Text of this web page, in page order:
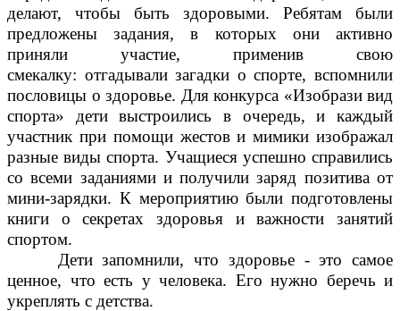
делают, чтобы быть здоровыми. Ребятам были
предложены задания, в которых они активно
приняли участие, применив свою
смекалку: отгадывали загадки о спорте, вспомнили
пословицы о здоровье. Для конкурса «Изобрази вид
спорта» дети выстроились в очередь, и каждый
участник при помощи жестов и мимики изображал
разные виды спорта. Учащиеся успешно справились
со всеми заданиями и получили заряд позитива от
мини-зарядки. К мероприятию были подготовлены
книги о секретах здоровья и важности занятий
спортом.
Дети запомнили, что здоровье - это самое
ценное, что есть у человека. Его нужно беречь и
укреплять с детства.